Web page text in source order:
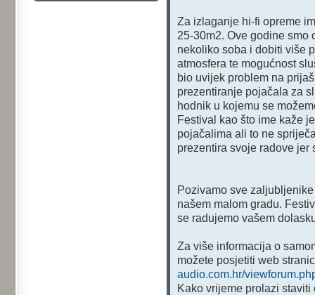
Za izlaganje hi-fi opreme
25-30m2. Ove godine smo
nekoliko soba i dobiti više
atmosfera te mogućnost
bio uvijek problem na
prezentiranje pojačala za
hodnik u kojemu se
Festival kao što ime kaže
pojačalima ali to ne
prezentira svoje radove
Pozivamo sve
našem malom gradu.
se radujemo vašem
Za više informacija o
možete posjetiti web
audio.com.hr/
Kako vrijeme prolazi